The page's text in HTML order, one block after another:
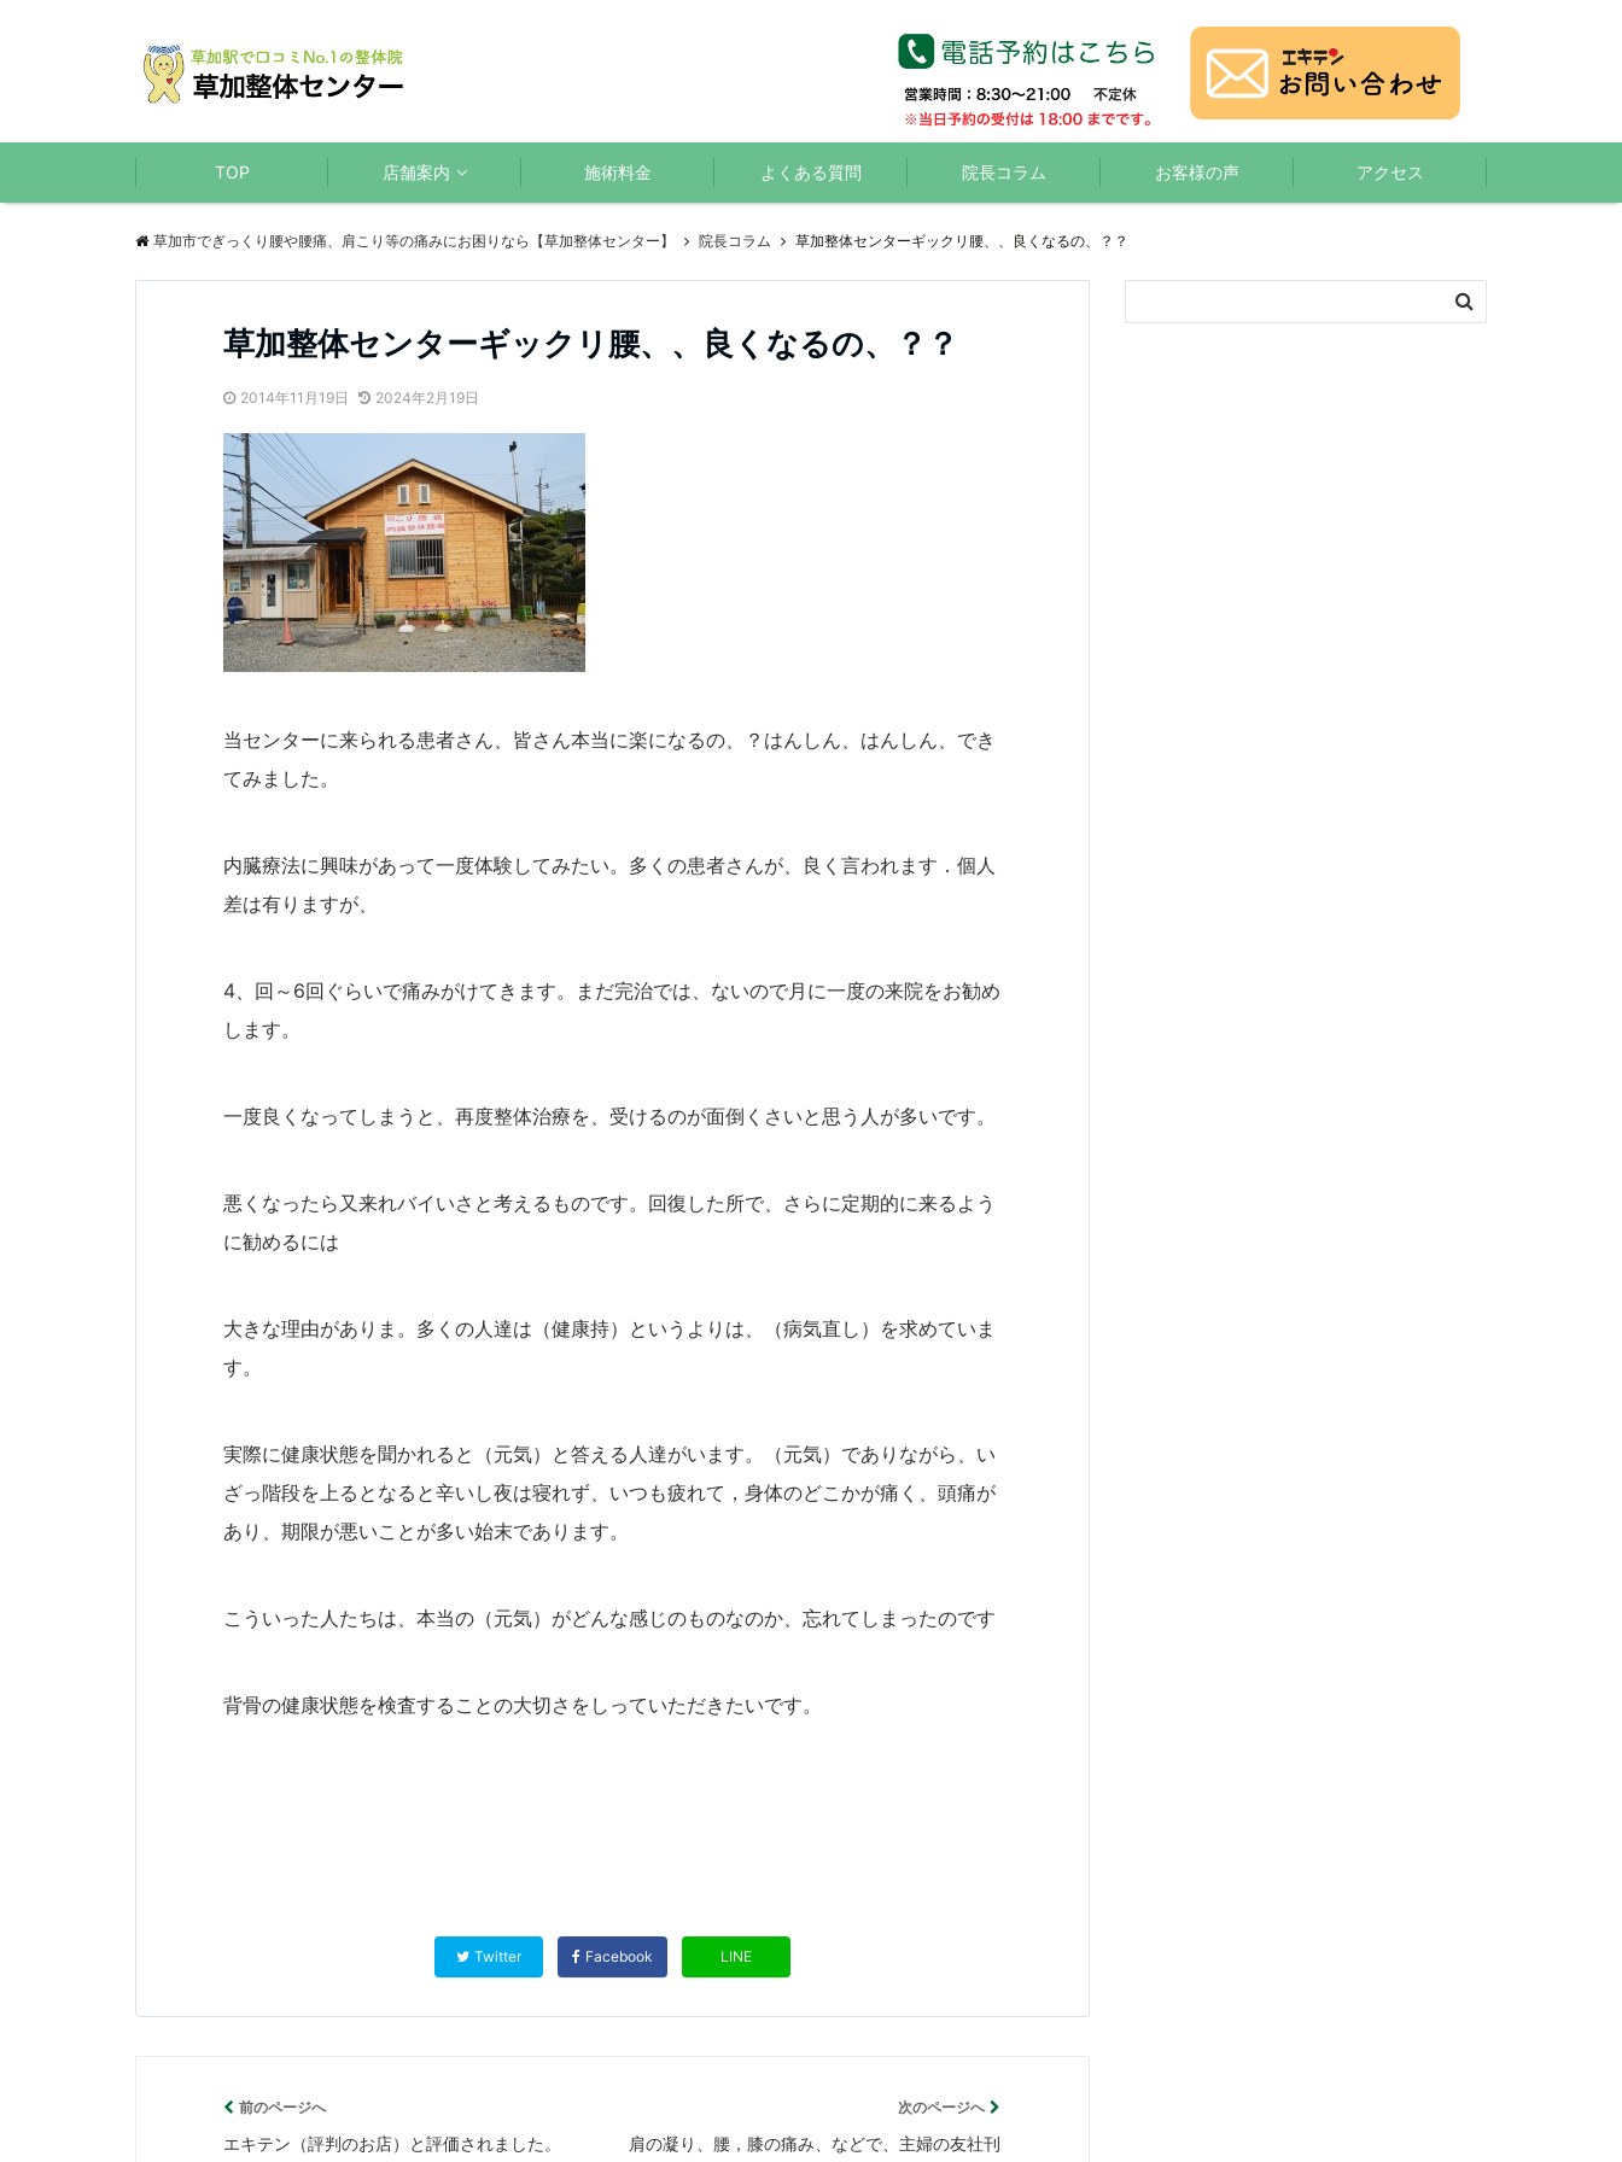
TOP 店舗案内 施術料金 よくある質問 院長コラム お客様の声 アクセス
草加市でぎっくり腰や腰痛、肩こり等の痛みにお困りなら【草加整体センター】 院長コラム 草加整体センターギックリ腰、、良くなるの、？？
草加整体センターギックリ腰、、良くなるの、？？
2014年11月19日 2024年2月19日
当センターに来られる患者さん、皆さん本当に楽になるの、？はんしん、はんしん、でき
てみました。
内臓療法に興味があって一度体験してみたい。多くの患者さんが、良く言われます．個人
差は有りますが、
4、回～6回ぐらいで痛みがけてきます。まだ完治では、ないので月に一度の来院をお勧め
します。
一度良くなってしまうと、再度整体治療を、受けるのが面倒くさいと思う人が多いです。
悪くなったら又来れバイいさと考えるものです。回復した所で、さらに定期的に来るよう
に勧めるには
大きな理由がありま。多くの人達は（健康持）というよりは、（病気直し）を求めていま
す。
実際に健康状態を聞かれると（元気）と答える人達がいます。（元気）でありながら、い
ざっ階段を上るとなると辛いし夜は寝れず、いつも疲れて，身体のどこかが痛く、頭痛が
あり、期限が悪いことが多い始末であります。
こういった人たちは、本当の（元気）がどんな感じのものなのか、忘れてしまったのです
背骨の健康状態を検査することの大切さをしっていただきたいです。
Twitter Facebook LINE
前のページへ
エキテン（評判のお店）と評価されました。
次のページへ
肩の凝り、腰，膝の痛み、などで、主婦の友社刊